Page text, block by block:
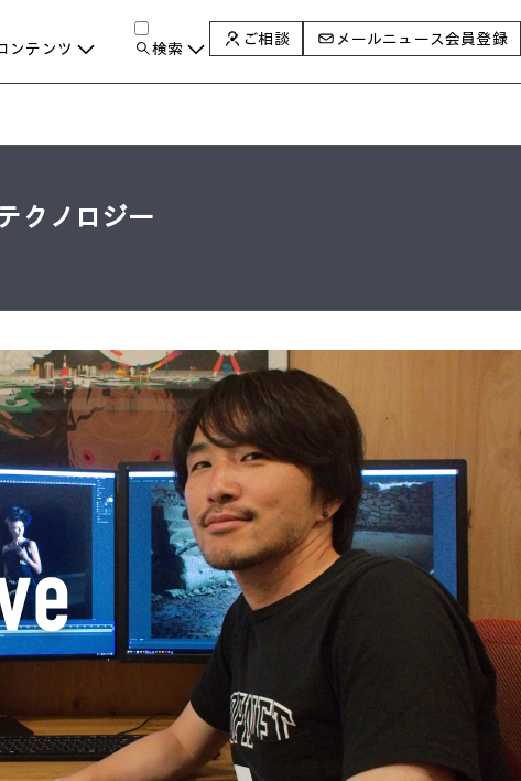
ンテンツ
ン
タグ
タグ一覧
検索 ご相談 メールニュース会員登録
クノロジー